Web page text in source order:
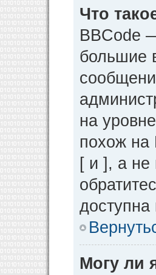
Что
BBCode
большие
на
похож на
[ и ], а
Могу ли